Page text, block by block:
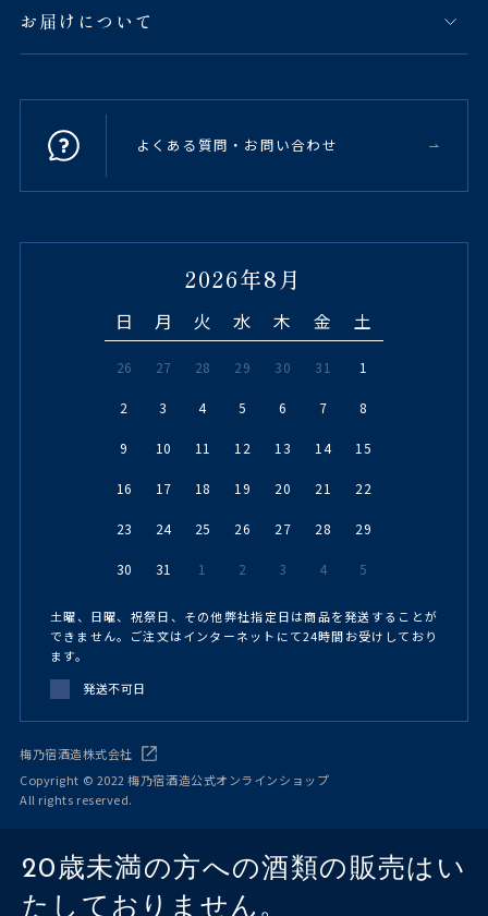
お届けについて
よくある質問・お問い合わせ
2026年8月
日 月 火 水 木 金 土
26 27 28 29 30 31 1
2 3 4 5 6 7 8
9 10 11 12 13 14 15
16 17 18 19 20 21 22
23 24 25 26 27 28 29
30 31 1 2 3 4 5
土曜、日曜、祝祭日、その他弊社指定日は商品を発送することが
できません。ご注文はインターネットにて24時間お受けしており
ます。
発送不可日
梅乃宿酒造株式会社
Copyright © 2022 梅乃宿酒造公式オンラインショップ
All rights reserved.
20歳未満の方への酒類の販売はい
たしておりません。